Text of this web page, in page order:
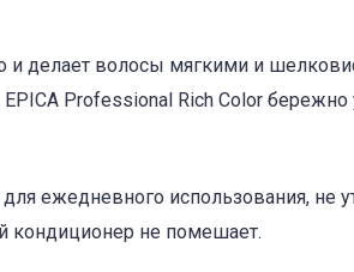
и делает волосы мягкими и
Professional Rich Color бережно
ежедневного использования, не
кондиционер не помешает.